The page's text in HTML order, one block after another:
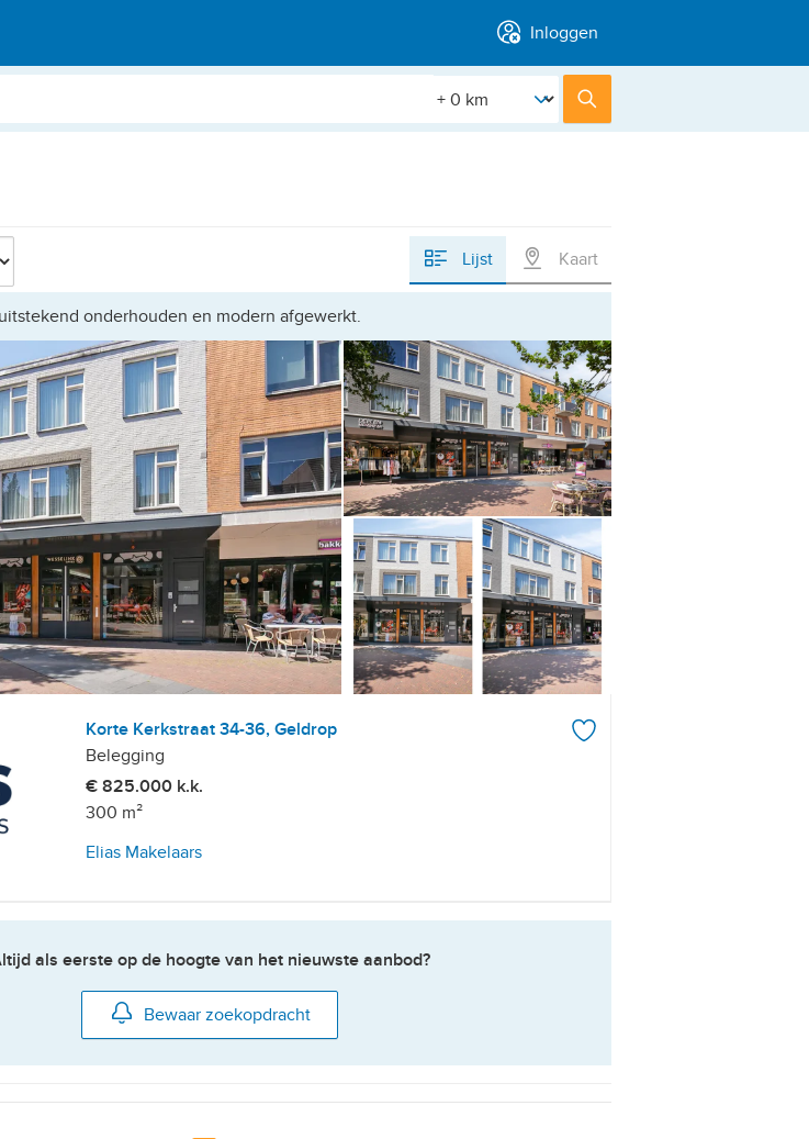
Inloggen
[Straal]
Lijst Kaart
onderhouden en modern afgewerkt.
Korte Kerkstraat 34-36, Geldrop
Belegging
€ 825.000 k.k.
300 m²
Elias Makelaars
als eerste op de hoogte van het nieuwste aanbod?
Bewaar zoekopdracht